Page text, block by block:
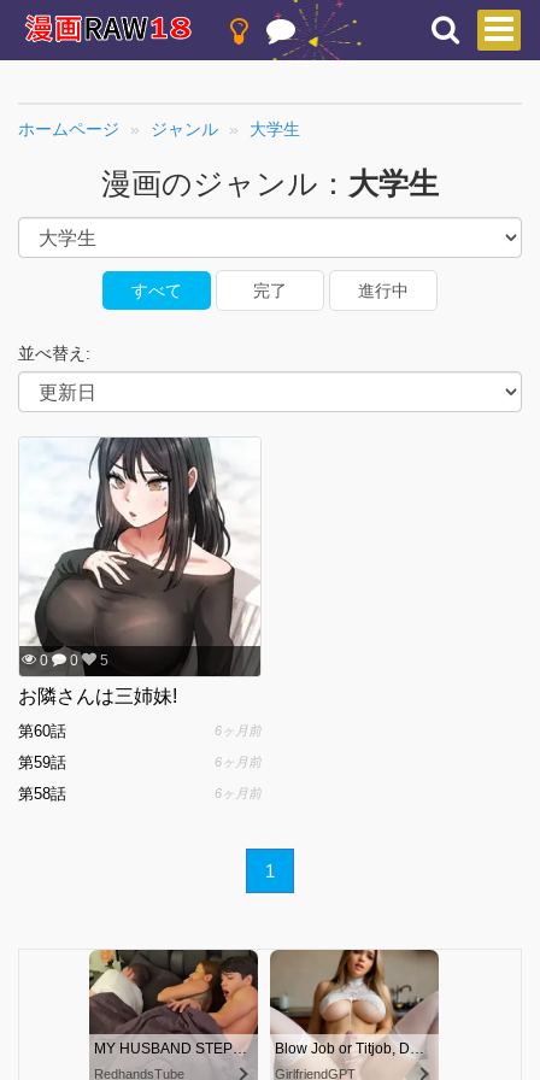
ホームページ ジャンル 大学生
漫画のジャンル： 大学生
すべて 完了 進行中
並べ替え:
0 0 5
お隣さんは三姉妹!
第60話 6ヶ月前
第59話 6ヶ月前
第58話 6ヶ月前
1